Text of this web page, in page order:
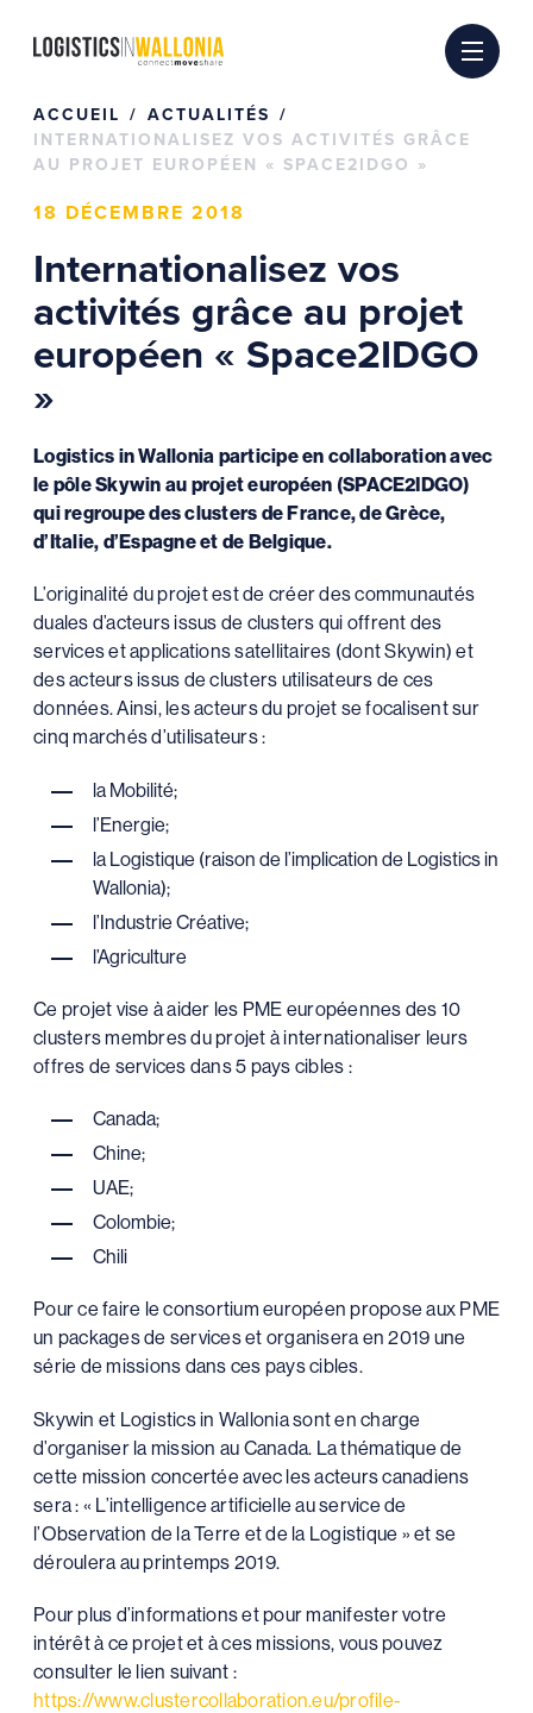
ACCUEIL
ACTUALITÉS
INTERNATIONALISEZ VOS ACTIVITÉS GRÂCE
AU PROJET EUROPÉEN « SPACE2IDGO »
18 DÉCEMBRE 2018
Internationalisez vos
activités grâce au projet
européen « Space2IDGO
»
Logistics in Wallonia participe en collaboration avec
le pôle Skywin au projet européen (SPACE2IDGO)
qui regroupe des clusters de France, de Grèce,
d’Italie, d’Espagne et de Belgique.
L’originalité du projet est de créer des communautés
duales d’acteurs issus de clusters qui offrent des
services et applications satellitaires (dont Skywin) et
des acteurs issus de clusters utilisateurs de ces
données. Ainsi, les acteurs du projet se focalisent sur
cinq marchés d’utilisateurs :
la Mobilité;
​l’Energie;
la Logistique (raison de l’implication de Logistics in
Wallonia);
l’Industrie Créative;
l’Agriculture
Ce projet vise à aider les PME européennes des 10
clusters membres du projet à internationaliser leurs
offres de services dans 5 pays cibles :
Canada;
Chine;
UAE;
Colombie;
Chili
Pour ce faire le consortium européen propose aux PME
un packages de services et organisera en 2019 une
série de missions dans ces pays cibles.
Skywin et Logistics in Wallonia sont en charge
d’organiser la mission au Canada. La thématique de
cette mission concertée avec les acteurs canadiens
sera : « L’intelligence artificielle au service de
l’Observation de la Terre et de la Logistique » et se
déroulera au printemps 2019.
Pour plus d’informations et pour manifester votre
intérêt à ce projet et à ces missions, vous pouvez
consulter le lien suivant :
https://www.clustercollaboration.eu/profile-